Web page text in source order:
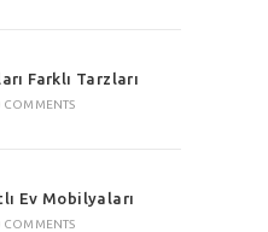
Farklı Tarzları
COMMENTS
Ev Mobilyaları
COMMENTS